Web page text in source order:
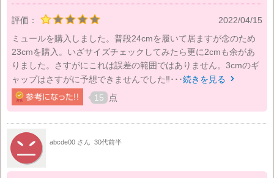
評価：
2022/04/15
ミュールを購入しました。普段24cmを履いて居ますが念のため
23cmを購入。いざサイズチェックしてみたら更に2cmも余があ
りました。さすがにこれは誤差の範囲ではありません。3cmのギ
ャップはさすがに予想できませんでした‼︎･･･続きを見る 
15 点
abcde00 さん 30代前半